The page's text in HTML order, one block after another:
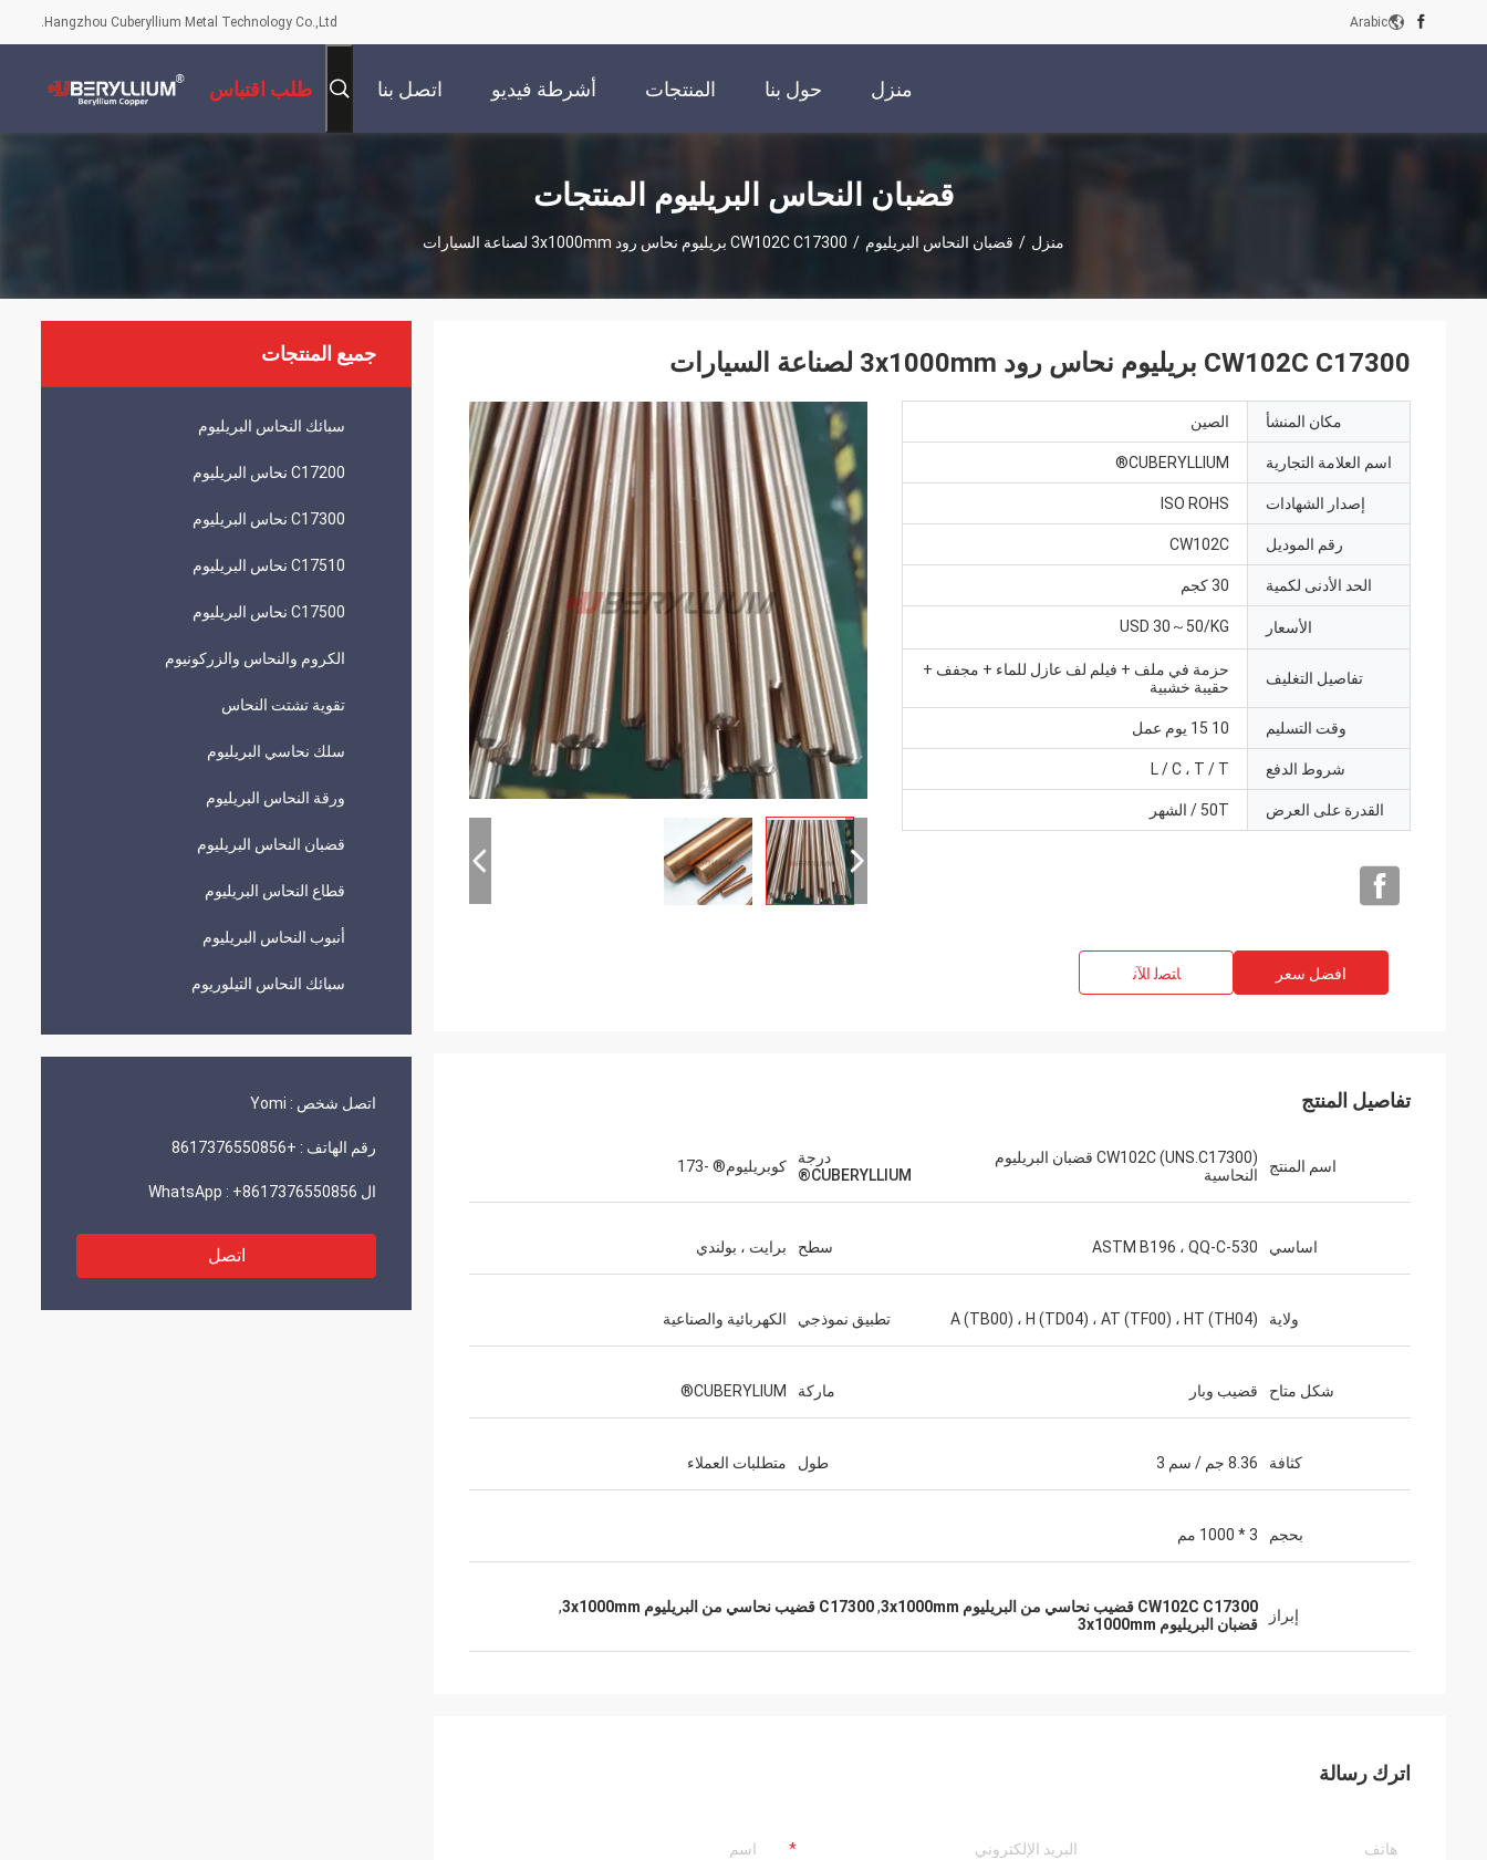
Hangzhou Cuberyllium Metal Technology Co.,Ltd. Arabic
منزل حول بنا المنتجات أشرطة فيديو اتصل بنا طلب اقتباس
قضبان النحاس البريليوم المنتجات
منزل / قضبان النحاس البريليوم / CW102C C17300 بريليوم نحاس رود 3x1000mm لصناعة السيارات
جميع المنتجات
سبائك النحاس البريليوم
C17200 نحاس البريليوم
C17300 نحاس البريليوم
C17510 نحاس البريليوم
C17500 نحاس البريليوم
الكروم والنحاس والزركونيوم
تقوية تشتت النحاس
سلك نحاسي البريليوم
ورقة النحاس البريليوم
قضبان النحاس البريليوم
قطاع النحاس البريليوم
أنبوب النحاس البريليوم
سبائك النحاس التيلوريوم
اتصل شخص : Yomi
رقم الهاتف : +8617376550856
ال WhatsApp : +8617376550856
اتصل
CW102C C17300 بريليوم نحاس رود 3x1000mm لصناعة السيارات
مكان المنشأ الصين
اسم العلامة التجارية CUBERYLLIUM®
إصدار الشهادات ISO ROHS
رقم الموديل CW102C
الحد الأدنى لكمية 30 كجم
الأسعار USD 30～50/KG
تفاصيل التغليف
حزمة في ملف + فيلم لف عازل للماء + مجفف +
حقيبة خشبية
وقت التسليم 10 15 يوم عمل
شروط الدفع L / C ، T / T
القدرة على العرض 50T / الشهر
افضل سعر ﺎﺘﺼﻟ ﺍﻶﻧ
تفاصيل المنتج
اسم المنتج
CW102C (UNS.C17300) قضبان البريليوم
النحاسية
درجة
CUBERYLLIUM®
كوبريليوم® -173
اساسي ASTM B196 ، QQ-C-530 سطح برايت ، بولندي
ولاية A (TB00) ، H (TD04) ، AT (TF00) ، HT (TH04) تطبيق نموذجي الكهربائية والصناعية
شكل متاح قضيب وبار ماركة CUBERYLIUM®
كثافة 8.36 جم / سم 3 طول متطلبات العملاء
بحجم 3 * 1000 مم
إبراز CW102C C17300 قضيب نحاسي من البريليوم 3x1000mm ,C17300 قضيب نحاسي من البريليوم 3x1000mm
,
قضبان البريليوم 3x1000mm
اترك رسالة